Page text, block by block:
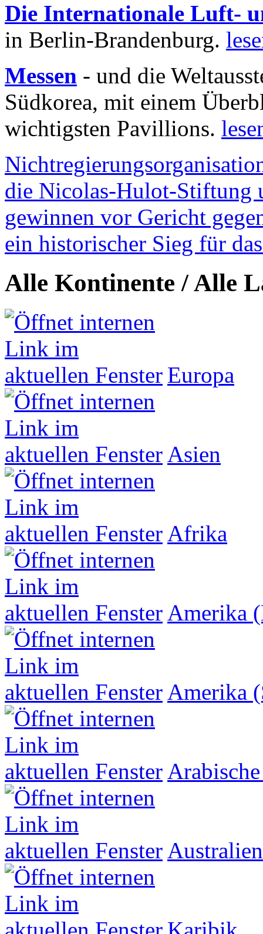
Die Internationale Luft-
in Berlin-Brandenburg.
Messen - und die
Südkorea, mit einem
wichtigsten Pavillions.
die Nicolas-Hulot-Stiftung
gewinnen vor Gericht
ein historischer Sieg für
Alle Kontinente / Alle
Europa
Asien
Afrika
Amerika
Amerika
Australien